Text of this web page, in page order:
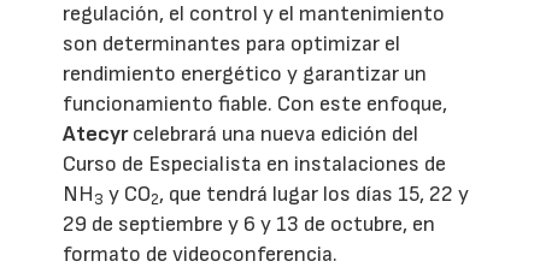
regulación, el control y el mantenimiento
son determinantes para optimizar el
rendimiento energético y garantizar un
funcionamiento fiable. Con este enfoque,
Atecyrcelebrará una nueva edición del
Curso de Especialista en instalaciones de
NH3 y CO2, que tendrá lugar los días 15, 22 y
29 de septiembre y 6 y 13 de octubre, en
formato de videoconferencia.